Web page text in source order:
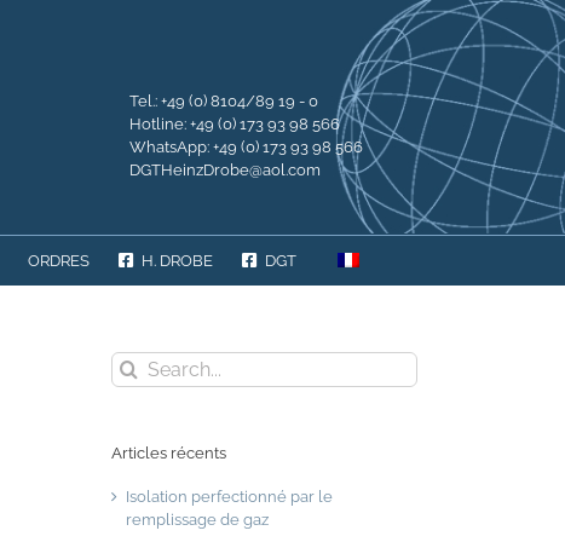
Tel.: +49 (0) 8104/89 19 - 0
Hotline: +49 (0) 173 93 98 566
WhatsApp: +49 (0) 173 93 98 566
DGTHeinzDrobe@aol.com
ORDRES H. DROBE DGT
Search
for:
Articles récents
Isolation perfectionné par le
remplissage de gaz